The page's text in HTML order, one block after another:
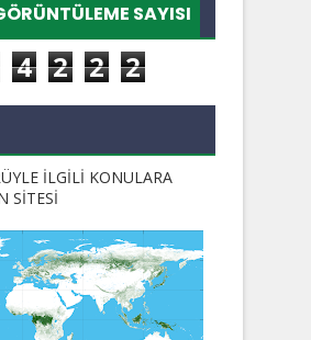
SAYISI
4 2 2 2
İLGİLİ KONULARA
SİTESİ